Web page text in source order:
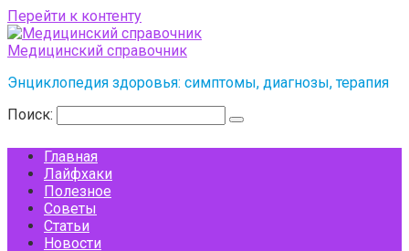
Перейти к контенту
Медицинский справочник
Энциклопедия здоровья: симптомы, диагнозы, терапия
Поиск:
Главная
Лайфхаки
Полезное
Советы
Статьи
Новости